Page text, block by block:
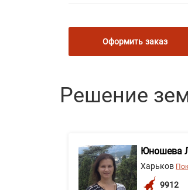
Оформить заказ
Решение
Юношева
Харьков
9912